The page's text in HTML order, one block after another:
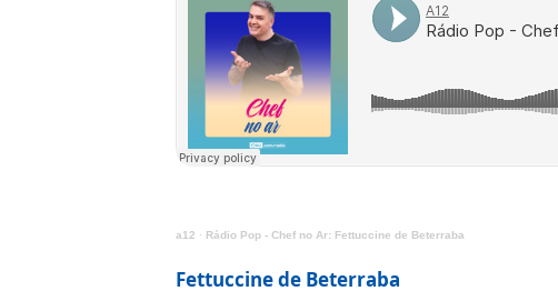
a12 · Rádio Pop - Chef no Ar: Fettuccine de Beterraba
Fettuccine de Beterraba